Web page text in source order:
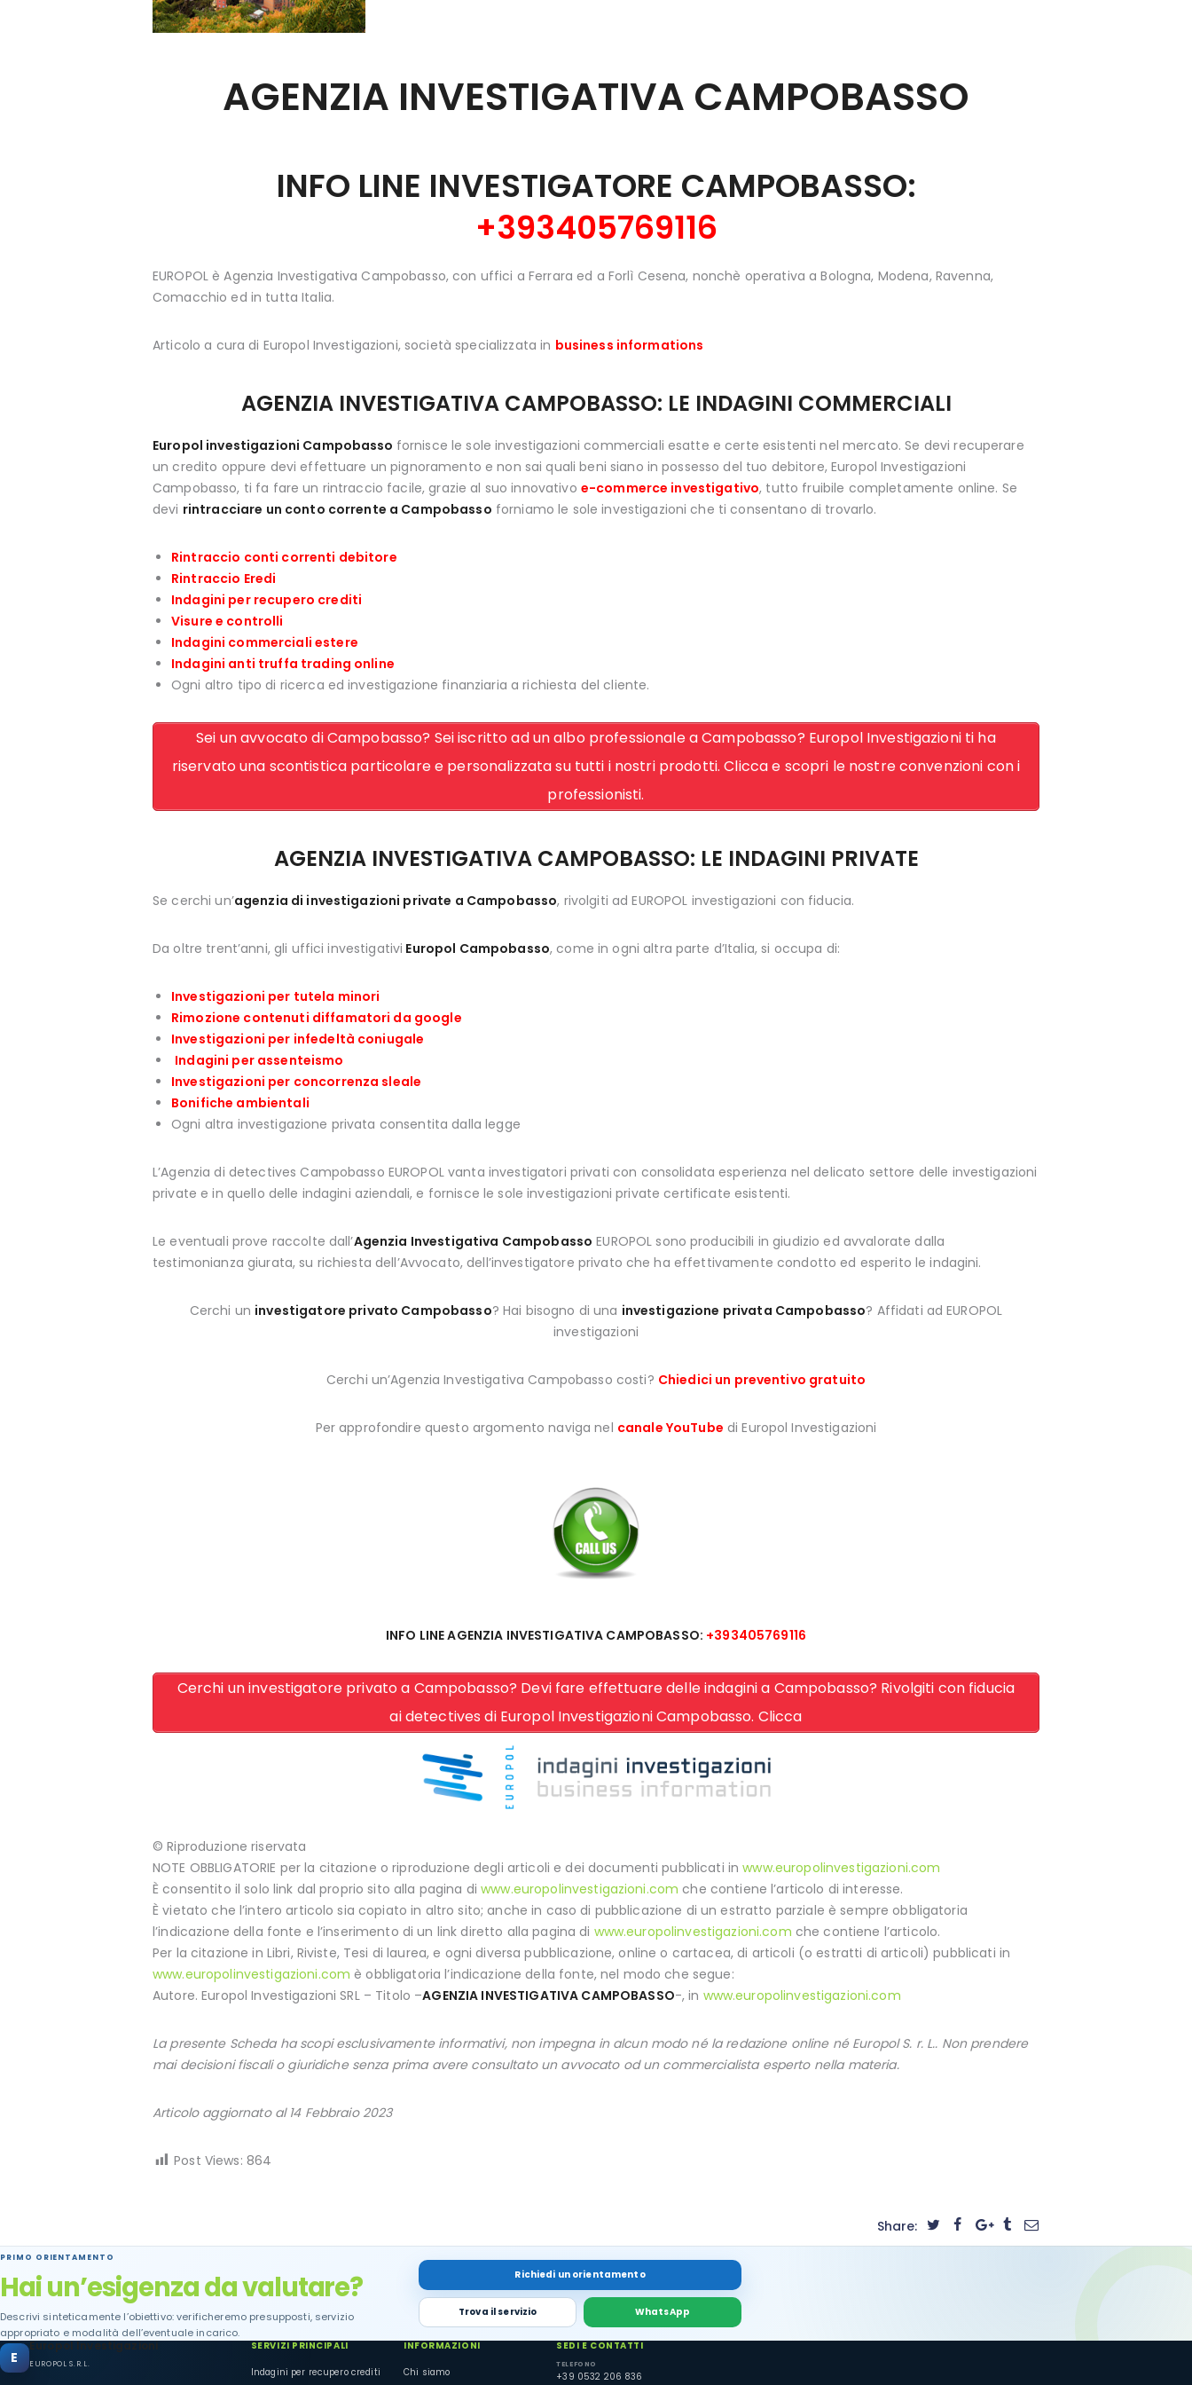
CONTATTI
AGENZIA INVESTIGATIVA CAMPOBASSO
INFO LINE INVESTIGATORE CAMPOBASSO:
+393405769116
EUROPOL è Agenzia Investigativa Campobasso, con uffici a Ferrara ed a Forlì Cesena, nonchè operativa a Bologna, Modena, Ravenna,
Comacchio ed in tutta Italia.
Articolo a cura di Europol Investigazioni, società specializzata in business informations
AGENZIA INVESTIGATIVA CAMPOBASSO: LE INDAGINI COMMERCIALI
Europol investigazioni Campobasso fornisce le sole investigazioni commerciali esatte e certe esistenti nel mercato. Se devi recuperare
un credito oppure devi effettuare un pignoramento e non sai quali beni siano in possesso del tuo debitore, Europol Investigazioni
Campobasso, ti fa fare un rintraccio facile, grazie al suo innovativo e-commerce investigativo, tutto fruibile completamente online. Se
devi rintracciare un conto corrente a Campobasso forniamo le sole investigazioni che ti consentano di trovarlo.
Rintraccio conti correnti debitore
Rintraccio Eredi
Indagini per recupero crediti
Visure e controlli
Indagini commerciali estere
Indagini anti truffa trading online
Ogni altro tipo di ricerca ed investigazione finanziaria a richiesta del cliente.
Sei un avvocato di Campobasso? Sei iscritto ad un albo professionale a Campobasso? Europol Investigazioni ti ha
riservato una scontistica particolare e personalizzata su tutti i nostri prodotti. Clicca e scopri le nostre convenzioni con i
professionisti.
AGENZIA INVESTIGATIVA CAMPOBASSO: LE INDAGINI PRIVATE
Se cerchi un’agenzia di investigazioni private a Campobasso, rivolgiti ad EUROPOL investigazioni con fiducia.
Da oltre trent’anni, gli uffici investigativi Europol Campobasso, come in ogni altra parte d’Italia, si occupa di:
Investigazioni per tutela minori
Rimozione contenuti diffamatori da google
Investigazioni per infedeltà coniugale
Indagini per assenteismo
Investigazioni per concorrenza sleale
Bonifiche ambientali
Ogni altra investigazione privata consentita dalla legge
L’Agenzia di detectives Campobasso EUROPOL vanta investigatori privati con consolidata esperienza nel delicato settore delle investigazioni
private e in quello delle indagini aziendali, e fornisce le sole investigazioni private certificate esistenti.
Le eventuali prove raccolte dall’Agenzia Investigativa Campobasso EUROPOL sono producibili in giudizio ed avvalorate dalla
testimonianza giurata, su richiesta dell’Avvocato, dell’investigatore privato che ha effettivamente condotto ed esperito le indagini.
Cerchi un investigatore privato Campobasso? Hai bisogno di una investigazione privata Campobasso? Affidati ad EUROPOL
investigazioni
Cerchi un’Agenzia Investigativa Campobasso costi? Chiedici un preventivo gratuito
Per approfondire questo argomento naviga nel canale YouTube di Europol Investigazioni
INFO LINE AGENZIA INVESTIGATIVA CAMPOBASSO: +393405769116
Cerchi un investigatore privato a Campobasso? Devi fare effettuare delle indagini a Campobasso? Rivolgiti con fiducia
ai detectives di Europol Investigazioni Campobasso. Clicca
© Riproduzione riservata
NOTE OBBLIGATORIE per la citazione o riproduzione degli articoli e dei documenti pubblicati inwww.europolinvestigazioni.com
È consentito il solo link dal proprio sito alla pagina diwww.europolinvestigazioni.com che contiene l’articolo di interesse.
È vietato che l’intero articolo sia copiato in altro sito; anche in caso di pubblicazione di un estratto parziale è sempre obbligatoria
l’indicazione della fonte e l’inserimento di un link diretto alla pagina di www.europolinvestigazioni.com che contiene l’articolo.
Per la citazione in Libri, Riviste, Tesi di laurea, e ogni diversa pubblicazione, online o cartacea, di articoli (o estratti di articoli) pubblicati in
www.europolinvestigazioni.com è obbligatoria l’indicazione della fonte, nel modo che segue:
Autore. Europol Investigazioni SRL – Titolo –AGENZIA INVESTIGATIVA CAMPOBASSO-, in www.europolinvestigazioni.com
La presente Scheda ha scopi esclusivamente informativi, non impegna in alcun modo né la redazione online né Europol S. r. L.. Non prendere
mai decisioni fiscali o giuridiche senza prima avere consultato un avvocato od un commercialista esperto nella materia.
Articolo aggiornato al 14 Febbraio 2023
Post Views: 864
Share:
PRIMO ORIENTAMENTO
Hai un’esigenza da valutare?
Descrivi sinteticamente l’obiettivo: verificheremo presupposti, servizio
appropriato e modalità dell’eventuale incarico.
Richiedi un orientamento
Trova il servizio WhatsApp
E
Europol Investigazioni
EUROPOL S.R.L.
SERVIZI PRINCIPALI
Indagini per recupero crediti
INFORMAZIONI
Chi siamo
SEDI E CONTATTI
TELEFONO
+39 0532 206 836